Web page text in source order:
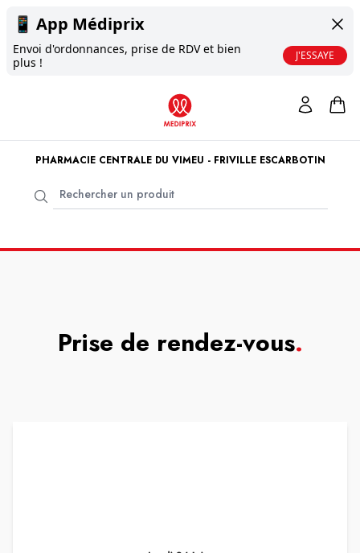
📱 App Médiprix
Envoi d'ordonnances, prise de RDV et bien
plus !
J'ESSAYE
PHARMACIE CENTRALE DU VIMEU - FRIVILLE ESCARBOTIN
Prise de rendez-vous.